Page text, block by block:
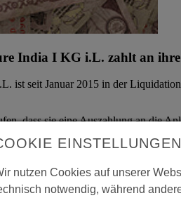
India I KG i.L. zahlt an ihre
seit Januar 2015 in der
dass sie eine Auszahlung an die
betrug alleine 2,3 Mio. US-Dollar.
India I beteiligt sind, eine
zur Verfügung.
EINSTELLUNGEN
nutzen Cookies auf unserer
notwendig, während